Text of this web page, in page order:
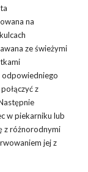
na
ze świeżymi
z
w piekarniku lub
z różnorodnymi
jej z